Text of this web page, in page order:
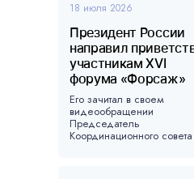
18 июля 2026
Президент России
направил
участникам XVI
форума «Форсаж»
Его зачитал в своем
видеообращении
Председатель
Координационного совета